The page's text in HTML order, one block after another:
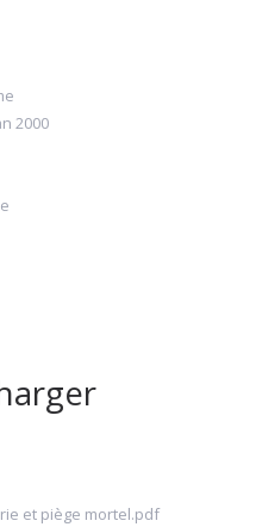
2000
et piège mortel.pdf